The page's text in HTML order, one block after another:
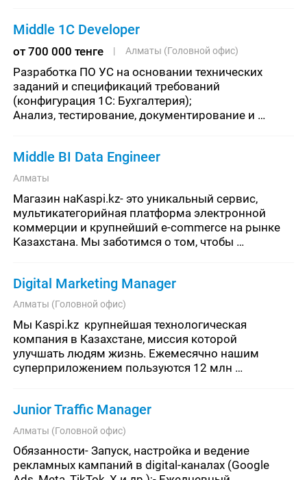
Middle 1C Developer
от 700 000 тенге Алматы (Головной офис)
Разработка ПО УС на основании технических
заданий и спецификаций требований
(конфигурация 1С: Бухгалтерия);
Анализ, тестирование, документирование и
Middle BI Data Engineer
Алматы
Магазин наKaspi.kz- это уникальный сервис,
мультикатегорийная платформа электронной
коммерции и крупнейший e-commerce на рынке
Казахстана. Мы заботимся о том, чтобы
Digital Marketing Manager
Алматы (Головной офис)
Мы Kaspi.kz  крупнейшая технологическая
компания в Казахстане, миссия которой
улучшать людям жизнь. Ежемесячно нашим
суперприложением пользуются 12 млн
Junior Traffic Manager
Алматы (Головной офис)
Обязанности- Запуск, настройка и ведение
рекламных кампаний в digital-каналах (Google